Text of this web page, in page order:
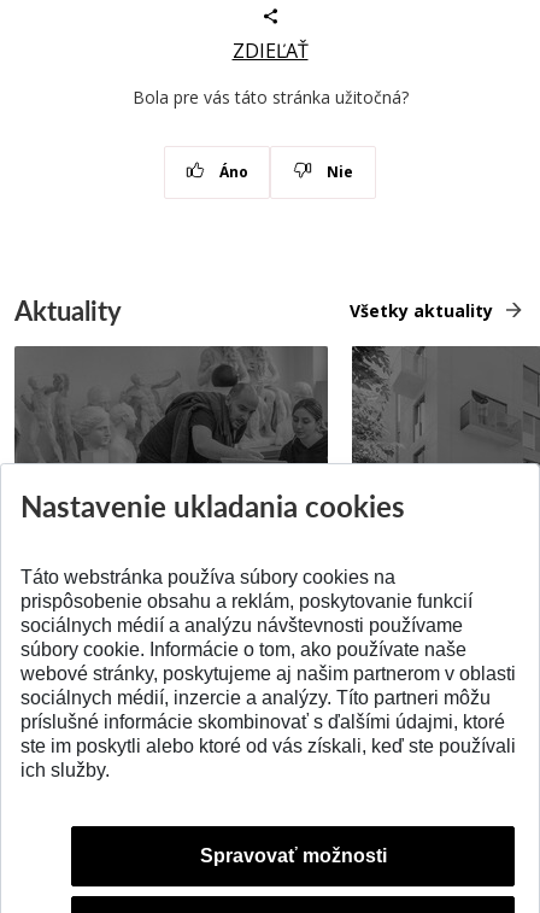
ZDIEĽAŤ
Bola pre vás táto stránka užitočná?
Áno Nie
Aktuality Všetky aktuality
Pridané 14.07.2026 Pridané 03.07.2026
SPÄŤ NA VRCH
Nastavenie ukladania cookies
Táto webstránka používa súbory cookies na
prispôsobenie obsahu a reklám, poskytovanie funkcií
sociálnych médií a analýzu návštevnosti používame
súbory cookie. Informácie o tom, ako používate naše
webové stránky, poskytujeme aj našim partnerom v oblasti
sociálnych médií, inzercie a analýzy. Títo partneri môžu
príslušné informácie skombinovať s ďalšími údajmi, ktoré
ste im poskytli alebo ktoré od vás získali, keď ste používali
ich služby.
Spravovať možnosti